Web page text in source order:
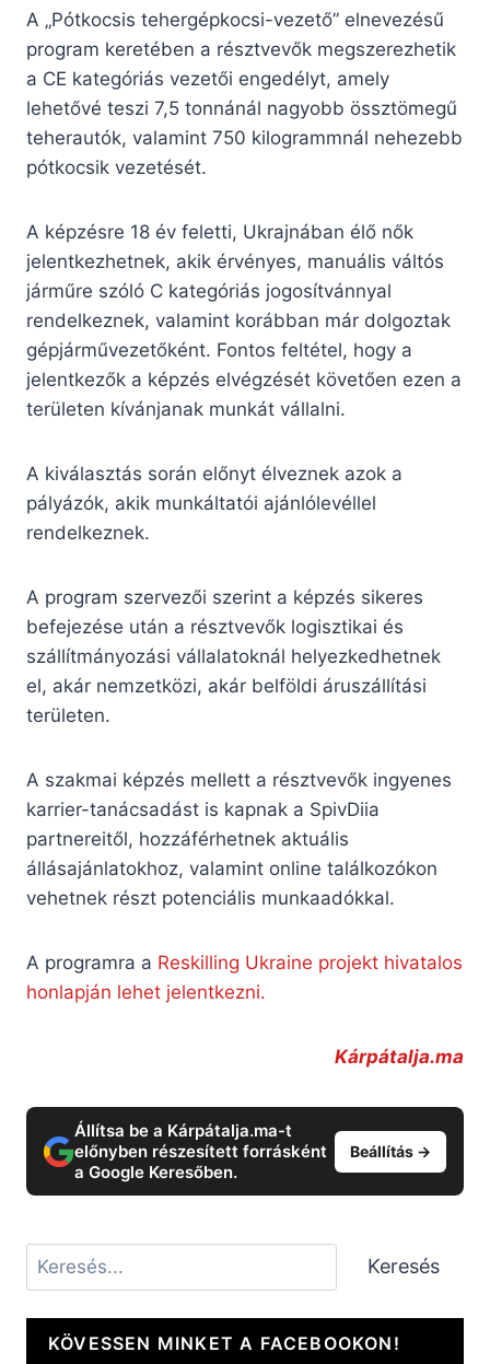
A „Pótkocsis tehergépkocsi-vezető” elnevezésű
program keretében a résztvevők megszerezhetik
a CE kategóriás vezetői engedélyt, amely
lehetővé teszi 7,5 tonnánál nagyobb össztömegű
teherautók, valamint 750 kilogrammnál nehezebb
pótkocsik vezetését.
A képzésre 18 év feletti, Ukrajnában élő nők
jelentkezhetnek, akik érvényes, manuális váltós
járműre szóló C kategóriás jogosítvánnyal
rendelkeznek, valamint korábban már dolgoztak
gépjárművezetőként. Fontos feltétel, hogy a
jelentkezők a képzés elvégzését követően ezen a
területen kívánjanak munkát vállalni.
A kiválasztás során előnyt élveznek azok a
pályázók, akik munkáltatói ajánlólevéllel
rendelkeznek.
A program szervezői szerint a képzés sikeres
befejezése után a résztvevők logisztikai és
szállítmányozási vállalatoknál helyezkedhetnek
el, akár nemzetközi, akár belföldi áruszállítási
területen.
A szakmai képzés mellett a résztvevők ingyenes
karrier-tanácsadást is kapnak a SpivDiia
partnereitől, hozzáférhetnek aktuális
állásajánlatokhoz, valamint online találkozókon
vehetnek részt potenciális munkaadókkal.
A programra a Reskilling Ukraine projekt hivatalos
honlapján lehet jelentkezni.
Kárpátalja.ma
Állítsa be a Kárpátalja.ma-t
előnyben részesített forrásként
a Google Keresőben.
Beállítás →
Keresés Keresés
KÖVESSEN MINKET A FACEBOOKON!